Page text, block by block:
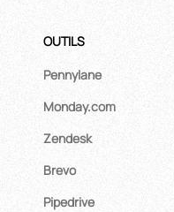
OUTILS
Pennylane
Monday.com
Zendesk
Brevo
Pipedrive